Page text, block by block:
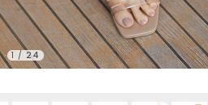
1 / 24